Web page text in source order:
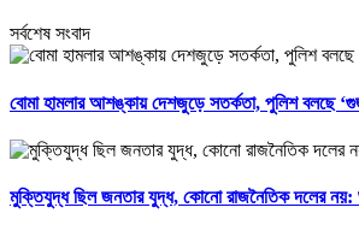
সর্বশেষ সংবাদ
বোমা হামলার আশঙ্কায় দেশজুড়ে সতর্কতা, পুলিশ বলছে
মুক্তিযুদ্ধ ছিল জনতার যুদ্ধ, কোনো রাজনৈতিক দলের নয়: